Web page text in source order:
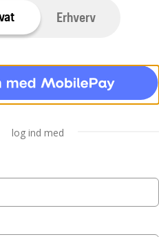
Erhverv
log ind med